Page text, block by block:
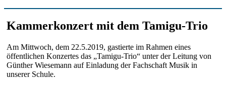
Kammerkonzert mit dem Tamigu-Trio
Am Mittwoch, dem 22.5.2019, gastierte im Rahmen eines
öffentlichen Konzertes das „Tamigu-Trio“ unter der Leitung von
Günther Wiesemann auf Einladung der Fachschaft Musik in
unserer Schule.